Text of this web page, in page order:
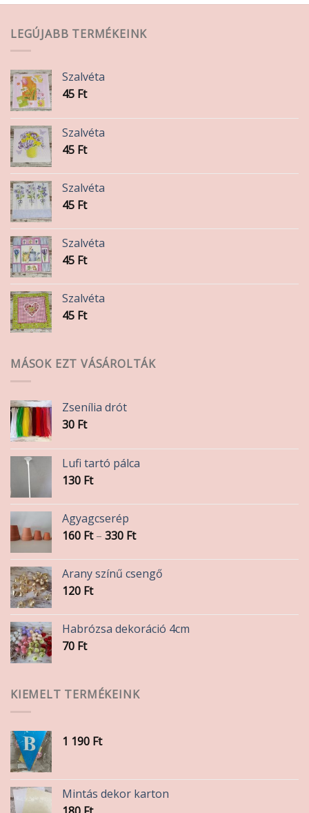
LEGÚJABB TERMÉKEINK
Szalvéta
45 Ft
Szalvéta
45 Ft
Szalvéta
45 Ft
Szalvéta
45 Ft
Szalvéta
45 Ft
MÁSOK EZT VÁSÁROLTÁK
Zsenília drót
30 Ft
Lufi tartó pálca
130 Ft
Agyagcserép
160 Ft – 330 FtÁrtartomány:
-
330 Ft
Arany színű csengő
120 Ft
Habrózsa dekoráció 4cm
70 Ft
KIEMELT TERMÉKEINK
1 190 Ft
Mintás dekor karton